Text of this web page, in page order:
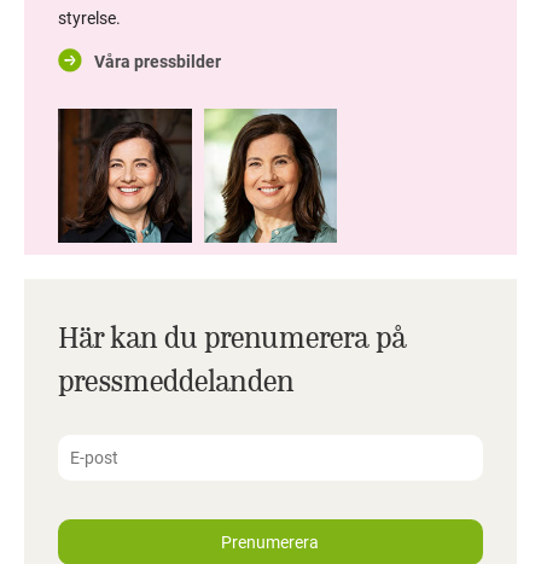
styrelse.
Våra pressbilder
Här kan du prenumerera på
pressmeddelanden
Prenumerera